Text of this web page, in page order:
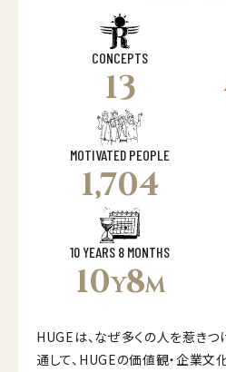
CONCEPTS
13
MOTIVATED PEOPLE
1,704
10 YEARS 8 MONTHS
10Y8M
HUGEは、なぜ多くの人を惹きつ
通して、HUGEの価値観・企業文